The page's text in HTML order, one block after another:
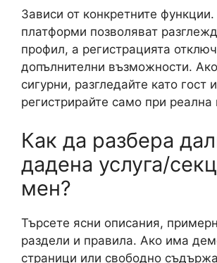
Зависи от конкретните
платформи позволяват
профил, а регистрацията
допълнителни възможности.
сигурни, разгледайте като гост
регистрирайте само при
Как да разбера
дадена услуга/
мен?
Търсете ясни описания,
раздели и правила. Ако има
страници или свободно